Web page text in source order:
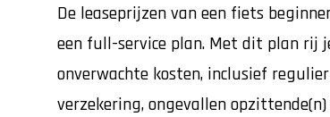
De leaseprijzen van een fiets
een full-service plan. Met dit plan rij
onverwachte kosten, inclusief
verzekering, ongevallen